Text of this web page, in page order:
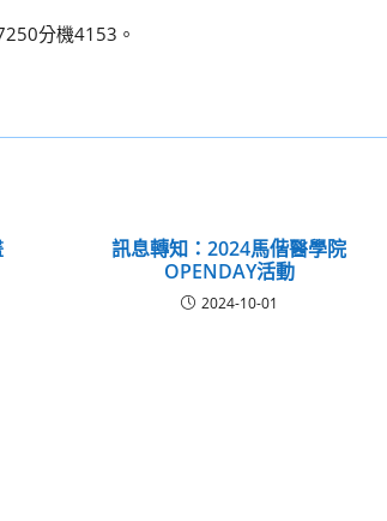
分機4153。
訊息轉知：2024馬偕醫學院
OPENDAY活動
2024-10-01